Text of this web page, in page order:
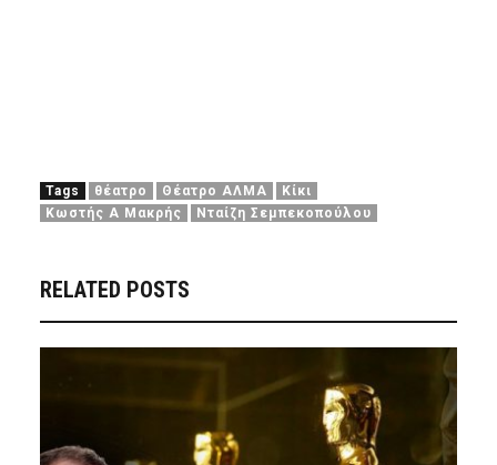
Tags θέατρο Θέατρο ΑΛΜΑ
Κίκι
Κωστής Α Μακρής
Νταίζη Σεμπεκοπούλου
RELATED POSTS